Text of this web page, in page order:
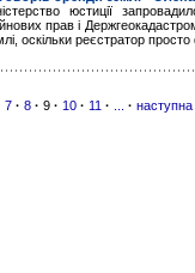
юстиції
прав і
оскільки реєстратор
7 · 8 · 9 · 10 · 11 · · наступна